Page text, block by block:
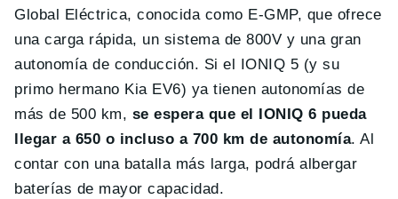
Global Eléctrica, conocida como E-GMP, que ofrece
una carga rápida, un sistema de 800V y una gran
autonomía de conducción. Si el IONIQ 5 (y su
primo hermano Kia EV6) ya tienen autonomías de
más de 500 km, se espera que el IONIQ 6 pueda
llegar a 650 o incluso a 700 km de autonomía. Al
contar con una batalla más larga, podrá albergar
baterías de mayor capacidad.